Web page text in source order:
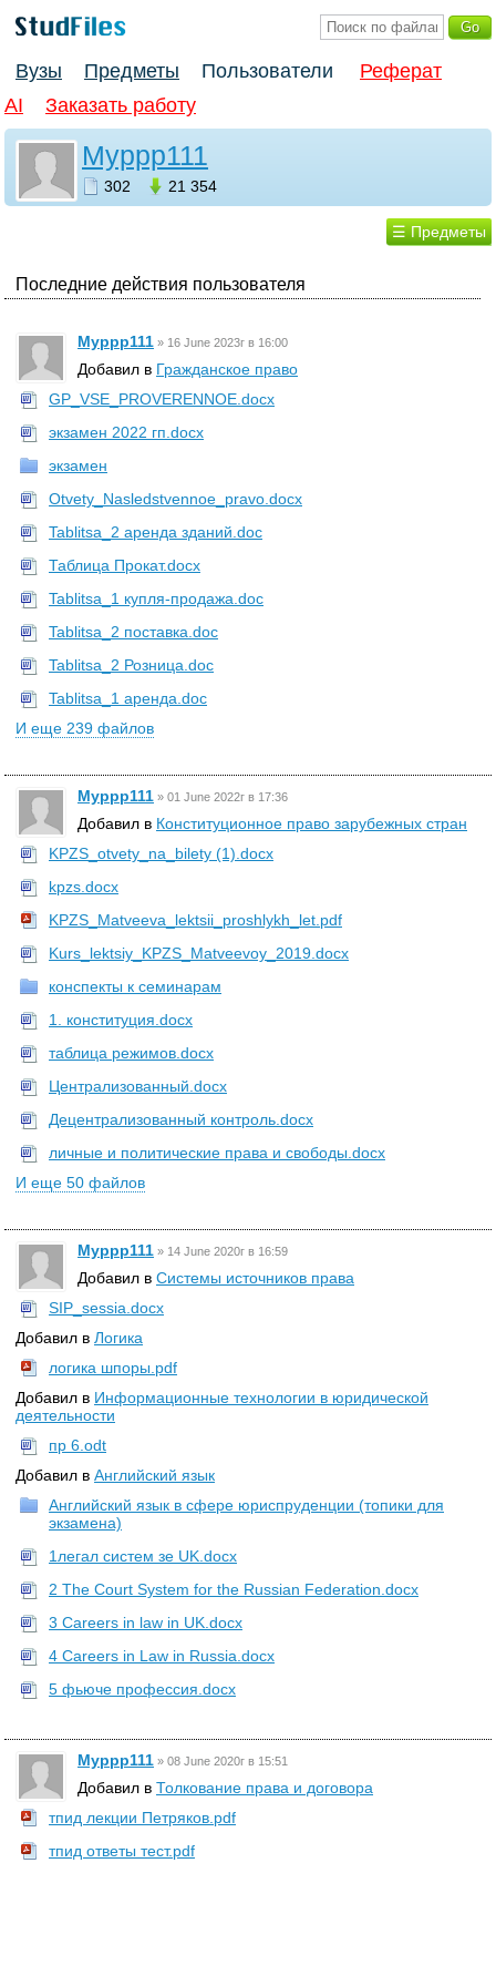
Вузы Предметы Пользователи
Реферат
AI
Заказать работу
Myppp111
302 21 354
☰ Предметы
Последние действия пользователя
Myppp111 » 16 June 2023г в 16:00
Добавил в Гражданское право
GP_VSE_PROVERENNOE.docx
экзамен 2022 гп.docx
экзамен
Otvety_Nasledstvennoe_pravo.docx
Tablitsa_2 аренда зданий.doc
Таблица Прокат.docx
Tablitsa_1 купля-продажа.doc
Tablitsa_2 поставка.doc
Tablitsa_2 Розница.doc
Tablitsa_1 аренда.doc
И еще 239 файлов
Myppp111 » 01 June 2022г в 17:36
Добавил в Конституционное право зарубежных стран
KPZS_otvety_na_bilety (1).docx
kpzs.docx
KPZS_Matveeva_lektsii_proshlykh_let.pdf
Kurs_lektsiy_KPZS_Matveevoy_2019.docx
конспекты к семинарам
1. конституция.docx
таблица режимов.docx
Централизованный.docx
Децентрализованный контроль.docx
личные и политические права и свободы.docx
И еще 50 файлов
Myppp111 » 14 June 2020г в 16:59
Добавил в Системы источников права
SIP_sessia.docx
Добавил в Логика
логика шпоры.pdf
Добавил в Информационные технологии в юридической
деятельности
пр 6.odt
Добавил в Английский язык
Английский язык в сфере юриспруденции (топики для
экзамена)
1легал систем зе UK.docx
2 The Court System for the Russian Federation.docx
3 Careers in law in UK.docx
4 Careers in Law in Russia.docx
5 фьюче профессия.docx
Myppp111 » 08 June 2020г в 15:51
Добавил в Толкование права и договора
тпид лекции Петряков.pdf
тпид ответы тест.pdf